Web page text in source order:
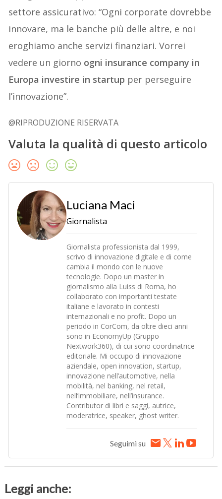
settore assicurativo: “Ogni corporate dovrebbe
innovare, ma le banche più delle altre, e noi
eroghiamo anche servizi finanziari. Vorrei
vedere un giorno ogni insurance company in
Europa investire in startup per perseguire
l’innovazione”.
@RIPRODUZIONE RISERVATA
Valuta la qualità di questo articolo
Luciana Maci
Giornalista
Giornalista professionista dal 1999,
scrivo di innovazione digitale e di come
cambia il mondo con le nuove
tecnologie. Dopo un master in
giornalismo alla Luiss di Roma, ho
collaborato con importanti testate
italiane e lavorato in contesti
internazionali e no profit. Dopo un
periodo in CorCom, da oltre dieci anni
sono in EconomyUp (Gruppo
Nextwork360), di cui sono coordinatrice
editoriale. Mi occupo di innovazione
aziendale, open innovation, startup,
innovazione nell’automotive, nella
mobilità, nel banking, nel retail,
nell’immobiliare, nell’insurance.
Contributor di libri e saggi, autrice,
moderatrice, speaker, ghost writer.
Seguimi su
Leggi anche: